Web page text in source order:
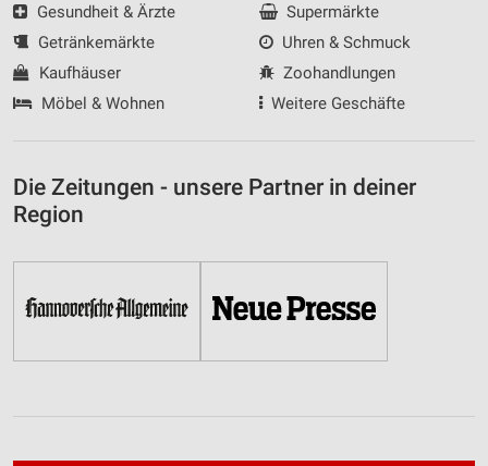
Gesundheit & Ärzte
Getränkemärkte
Kaufhäuser
Möbel & Wohnen
Supermärkte
Uhren & Schmuck
Zoohandlungen
Weitere Geschäfte
Die Zeitungen - unsere Partner in deiner
Region